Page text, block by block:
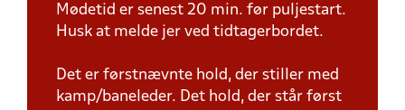
Mødetid er senest 20 min. før puljestart.
Husk at melde jer ved tidtagerbordet.
Det er førstnævnte hold, der stiller med
kamp/baneleder. Det hold, der står først